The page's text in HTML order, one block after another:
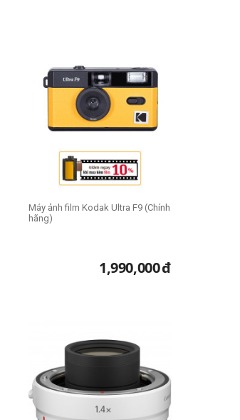
Máy ảnh film Kodak Ultra F9 (Chính
hãng)
1,990,000đ